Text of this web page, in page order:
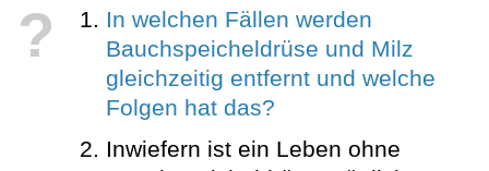
?
In welchen Fällen werden
Bauchspeicheldrüse und Milz
gleichzeitig entfernt und welche
Folgen hat das?
Inwiefern ist ein Leben ohne